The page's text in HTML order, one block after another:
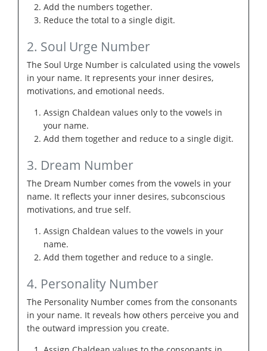
Add the numbers together.
Reduce the total to a single digit.
2. Soul Urge Number
The Soul Urge Number is calculated using the vowels
in your name. It represents your inner desires,
motivations, and emotional needs.
Assign Chaldean values only to the vowels in
your name.
Add them together and reduce to a single digit.
3. Dream Number
The Dream Number comes from the vowels in your
name. It reflects your inner desires, subconscious
motivations, and true self.
Assign Chaldean values to the vowels in your
name.
Add them together and reduce to a single.
4. Personality Number
The Personality Number comes from the consonants
in your name. It reveals how others perceive you and
the outward impression you create.